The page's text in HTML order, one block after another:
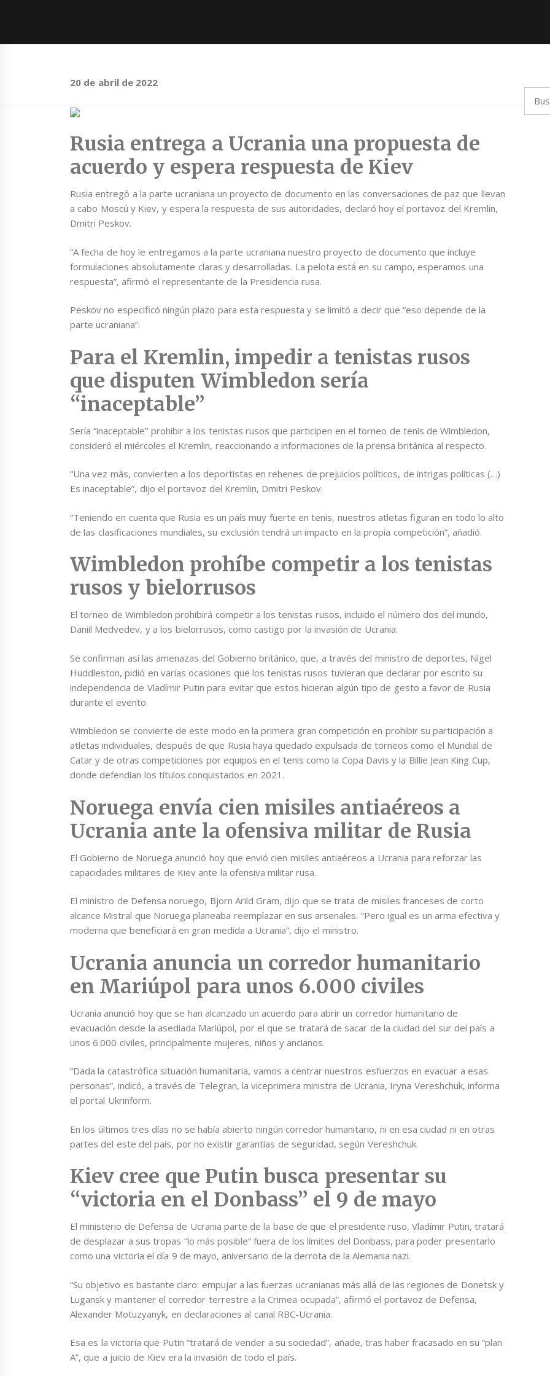
20 de abril de 2022
Rusia entrega a Ucrania una propuesta de
acuerdo y espera respuesta de Kiev
Rusia entregó a la parte ucraniana un proyecto de documento en las conversaciones de paz que llevan
a cabo Moscú y Kiev, y espera la respuesta de sus autoridades, declaró hoy el portavoz del Kremlin,
Dmitri Peskov.
“A fecha de hoy le entregamos a la parte ucraniana nuestro proyecto de documento que incluye
formulaciones absolutamente claras y desarrolladas. La pelota está en su campo, esperamos una
respuesta”, afirmó el representante de la Presidencia rusa.
Peskov no especificó ningún plazo para esta respuesta y se limitó a decir que “eso depende de la
parte ucraniana”.
Para el Kremlin, impedir a tenistas rusos
que disputen Wimbledon sería
“inaceptable”
Sería “inaceptable” prohibir a los tenistas rusos que participen en el torneo de tenis de Wimbledon,
consideró el miércoles el Kremlin, reaccionando a informaciones de la prensa británica al respecto.
“Una vez más, convierten a los deportistas en rehenes de prejuicios políticos, de intrigas políticas (…)
Es inaceptable”, dijo el portavoz del Kremlin, Dmitri Peskov.
“Teniendo en cuenta que Rusia es un país muy fuerte en tenis, nuestros atletas figuran en todo lo alto
de las clasificaciones mundiales, su exclusión tendrá un impacto en la propia competición”, añadió.
Wimbledon prohíbe competir a los tenistas
rusos y bielorrusos
El torneo de Wimbledon prohibirá competir a los tenistas rusos, incluido el número dos del mundo,
Daniil Medvedev, y a los bielorrusos, como castigo por la invasión de Ucrania.
Se confirman así las amenazas del Gobierno británico, que, a través del ministro de deportes, Nigel
Huddleston, pidió en varias ocasiones que los tenistas rusos tuvieran que declarar por escrito su
independencia de Vladímir Putin para evitar que estos hicieran algún tipo de gesto a favor de Rusia
durante el evento.
Wimbledon se convierte de este modo en la primera gran competición en prohibir su participación a
atletas individuales, después de que Rusia haya quedado expulsada de torneos como el Mundial de
Catar y de otras competiciones por equipos en el tenis como la Copa Davis y la Billie Jean King Cup,
donde defendían los títulos conquistados en 2021.
Noruega envía cien misiles antiaéreos a
Ucrania ante la ofensiva militar de Rusia
El Gobierno de Noruega anunció hoy que envió cien misiles antiaéreos a Ucrania para reforzar las
capacidades militares de Kiev ante la ofensiva militar rusa.
El ministro de Defensa noruego, Bjorn Arild Gram, dijo que se trata de misiles franceses de corto
alcance Mistral que Noruega planeaba reemplazar en sus arsenales. “Pero igual es un arma efectiva y
moderna que beneficiará en gran medida a Ucrania”, dijo el ministro.
Ucrania anuncia un corredor humanitario
en Mariúpol para unos 6.000 civiles
Ucrania anunció hoy que se han alcanzado un acuerdo para abrir un corredor humanitario de
evacuación desde la asediada Mariúpol, por el que se tratará de sacar de la ciudad del sur del país a
unos 6.000 civiles, principalmente mujeres, niños y ancianos.
“Dada la catastrófica situación humanitaria, vamos a centrar nuestros esfuerzos en evacuar a esas
personas”, indicó, a través de Telegran, la viceprimera ministra de Ucrania, Iryna Vereshchuk, informa
el portal Ukrinform.
En los últimos tres días no se había abierto ningún corredor humanitario, ni en esa ciudad ni en otras
partes del este del país, por no existir garantías de seguridad, según Vereshchuk.
Kiev cree que Putin busca presentar su
“victoria en el Donbass” el 9 de mayo
El ministerio de Defensa de Ucrania parte de la base de que el presidente ruso, Vladímir Putin, tratará
de desplazar a sus tropas “lo más posible” fuera de los límites del Donbass, para poder presentarlo
como una victoria el día 9 de mayo, aniversario de la derrota de la Alemania nazi.
“Su objetivo es bastante claro: empujar a las fuerzas ucranianas más allá de las regiones de Donetsk y
Lugansk y mantener el corredor terrestre a la Crimea ocupada”, afirmó el portavoz de Defensa,
Alexander Motuzyanyk, en declaraciones al canal RBC-Ucrania.
Esa es la victoria que Putin “tratará de vender a su sociedad”, añade, tras haber fracasado en su “plan
A”, que a juicio de Kiev era la invasión de todo el país.